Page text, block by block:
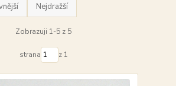
Nejdražší
Zobrazuji 1-5 z 5
strana z 1